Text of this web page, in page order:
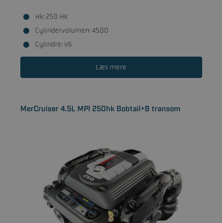
Hk: 250 HK
Cylindervolumen: 4500
Cylindre: V6
Læs mere
MerCruiser 4.5L MPI 250hk Bobtail+B transom